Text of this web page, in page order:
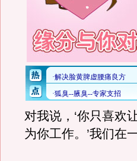
对我说，‘你只喜欢
为你工作。’我们在